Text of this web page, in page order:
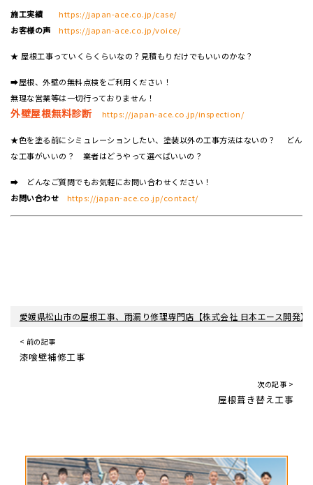
施工実績
https://japan-ace.co.jp/case/
お客様の声
https://japan-ace.co.jp/voice/
★ 屋根工事っていくらくらいなの？見積もりだけでもいいのかな？
➡屋根、外壁の無料点検をご利用ください！
無理な営業等は一切行っておりません！
外壁屋根無料診断 https://japan-ace.co.jp/inspection/
★色を塗る前にシミュレーションしたい、塗装以外の工事方法はないの？ どん
な工事がいいの？ 業者はどうやって選べばいいの？
➡ どんなご質問でもお気軽にお問い合わせください！
お問い合わせ
https://japan-ace.co.jp/contact/
愛媛県松山市の屋根工事、雨漏り修理専門店【株式会社 日本エース開発】
< 前の記事
漆喰壁補修工事
次の記事 >
屋根葺き替え工事